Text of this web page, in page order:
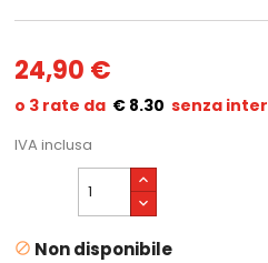
24,90 €
€ 8.30
IVA inclusa
 Non disponibile